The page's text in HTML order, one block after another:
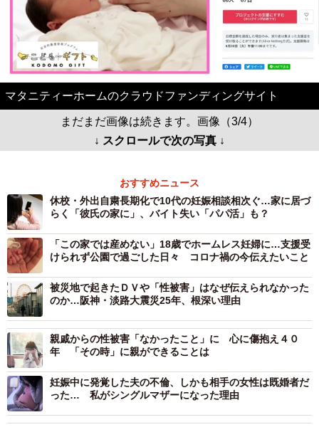
マタニティーホームのクラウドファンディングサイト
まだまだ画像は続きます。画像（3/4）
↓ スクロールで次の写真 ↓
おすすめニュース
休校・外出自粛長期化で10代の妊娠相談相次ぐ…家に居づ
らく「彼氏の家に」、バイト失い「パパ活」も？
「この家では産めない」18歳でホームレス妊婦に…支援受
けられず公園で過ごした日々 コロナ禍の今伝えたいこと
被災地で起きたＤＶや「性被害」はなぜ伝えられなかった
のか…阪神・淡路大震災25年、根深い理由
親戚からの性被害「なかったこと」に 心に傷抱え４０
年 「その時」に親ができることは
妊娠中に発覚した夫の不倫、しかも相手の女性は既婚者だ
った… 私がシングルマザーになった理由